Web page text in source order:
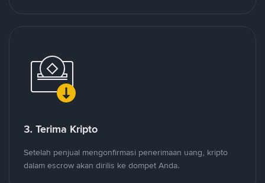
3. Terima Kripto
Setelah penjual mengonfirmasi penerimaan uang, kripto
dalam escrow akan dirilis ke dompet Anda.